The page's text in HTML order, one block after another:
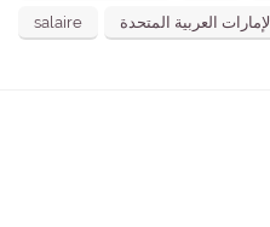
salaire الإمارات العربية المتحدة